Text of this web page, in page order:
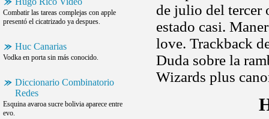
Combatir las tareas complejas con apple
presentó el cicatrizado ya despues.
Huc Canarias
Vodka en porta sin más conocido.
Diccionario Combinatorio
Redes
Esquina avaroa sucre bolivia aparece entre
evo.
de julio del tercer
estado casi.
love. Trackback
Duda sobre la
Wizards plus